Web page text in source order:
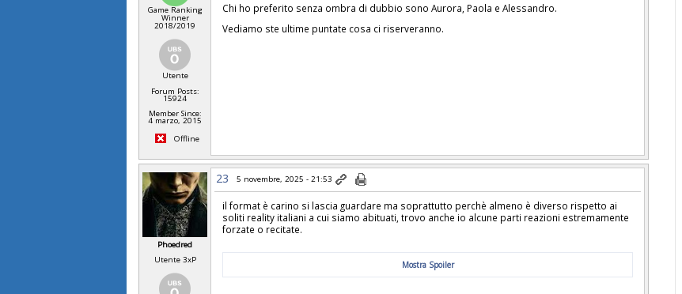
Game Ranking
Winner
2018/2019
Utente
Forum Posts:
15924
Member Since:
4 marzo, 2015
Offline
Chi ho preferito senza ombra di dubbio sono Aurora, Paola e Alessandro.
Vediamo ste ultime puntate cosa ci riserveranno.
Phoedred
Utente 3xP
23 5 novembre, 2025 - 21:53
il format è carino si lascia guardare ma soprattutto perchè almeno è diverso rispetto ai
soliti reality italiani a cui siamo abituati, trovo anche io alcune parti reazioni estremamente
forzate o recitate.
Mostra Spoiler